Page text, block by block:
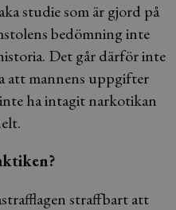
studie som är gjord på
bedömning inte
Det går därför inte
att mannens uppgifter
ha intagit narkotikan
straffbart att